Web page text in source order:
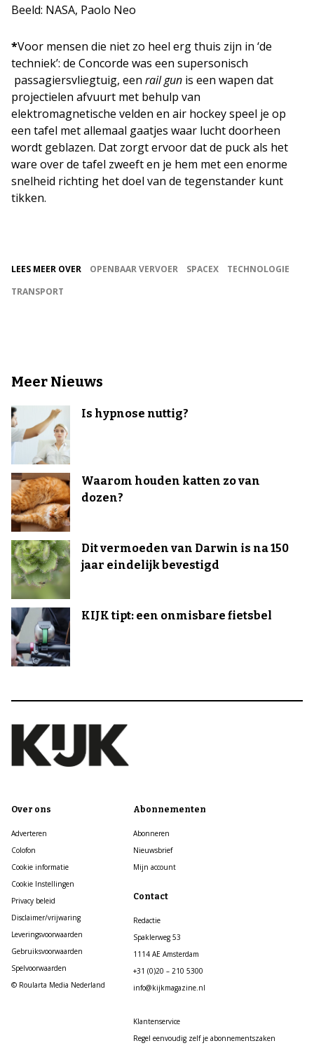
Beeld: NASA, Paolo Neo
*Voor mensen die niet zo heel erg thuis zijn in ‘de
techniek’: de Concorde was een supersonisch
passagiersvliegtuig, een rail gun is een wapen dat
projectielen afvuurt met behulp van
elektromagnetische velden en air hockey speel je op
een tafel met allemaal gaatjes waar lucht doorheen
wordt geblazen. Dat zorgt ervoor dat de puck als het
ware over de tafel zweeft en je hem met een enorme
snelheid richting het doel van de tegenstander kunt
tikken.
LEES MEER OVER OPENBAAR VERVOER SPACEX
TECHNOLOGIE
TRANSPORT
Meer Nieuws
Is hypnose nuttig?
Waarom houden katten zo van
dozen?
Dit vermoeden van Darwin is na 150
jaar eindelijk bevestigd
KIJK tipt: een onmisbare fietsbel
Over ons
Adverteren
Colofon
Cookie informatie
Cookie Instellingen
Privacy beleid
Disclaimer/vrijwaring
Leveringsvoorwaarden
Gebruiksvoorwaarden
Spelvoorwaarden
© Roularta Media Nederland
Abonnementen
Abonneren
Nieuwsbrief
Mijn account
Contact
Redactie
Spaklerweg 53
1114 AE Amsterdam
+31 (0)20 – 210 5300
info@kijkmagazine.nl
Klantenservice
Regel eenvoudig zelf je abonnementszaken